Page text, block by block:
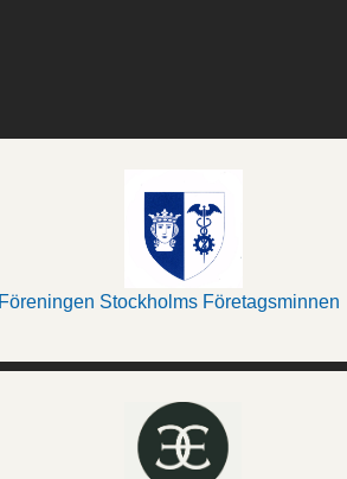
Föreningen Stockholms Företagsminnen